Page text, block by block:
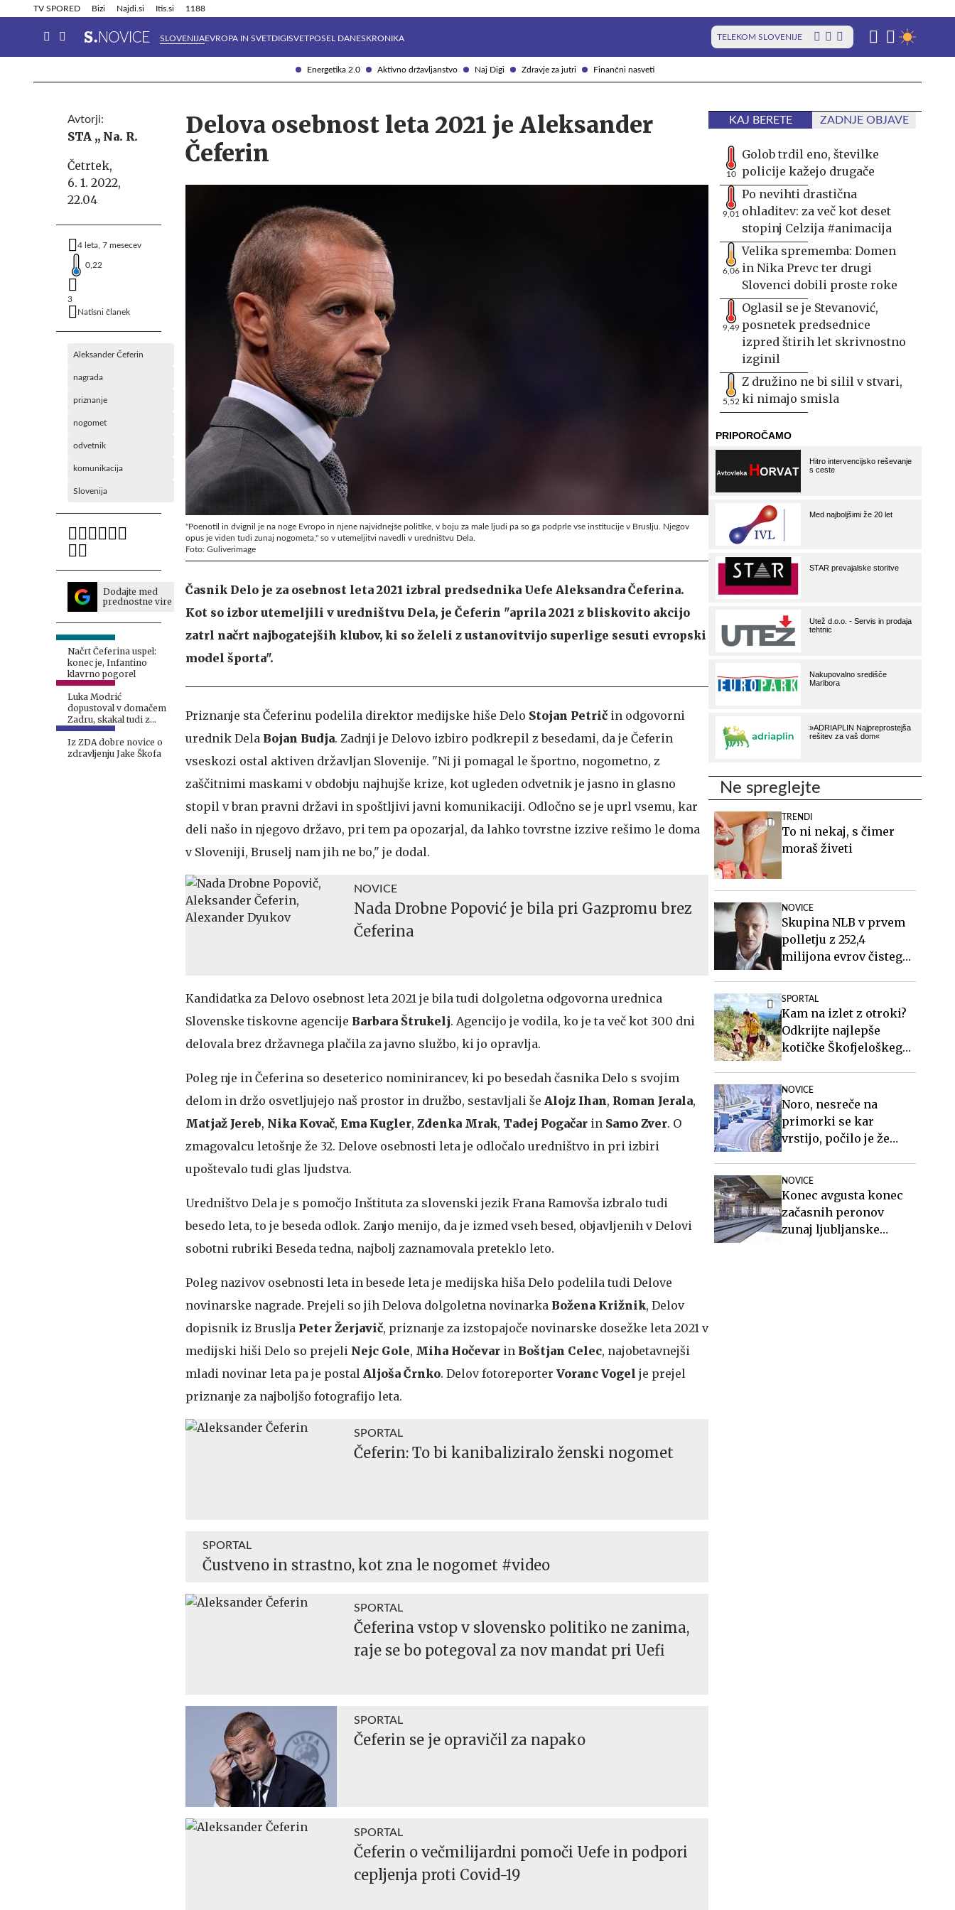
Energetika 2.0 Aktivno državljanstvo Naj Digi Zdravje za jutri Finančni nasveti
TV SPORED Bizi Najdi.si Itis.si 1188
SLOVENIJAEVROPA IN SVETDIGISVETPOSEL DANESKRONIKA TELEKOM SLOVENIJE
Info in obvestila Tehnik
Avtorji:
STA ,, Na. R.
Četrtek,
6. 1. 2022,
22.04
4 leta, 7 mesecev
0,22
3
Natisni članek
Aleksander Čeferin
nagrada
priznanje
nogomet
odvetnik
komunikacija
Slovenija
Dodajte med
prednostne vire
Načrt Čeferina uspel:
konec je, Infantino
klavrno pogorel
Luka Modrić
dopustoval v domačem
Zadru, skakal tudi z
najvišje skakalnice
Iz ZDA dobre novice o
zdravljenju Jake Škofa
Delova osebnost leta 2021 je Aleksander
Čeferin
"Poenotil in dvignil je na noge Evropo in njene najvidnejše politike, v boju za male ljudi pa so ga podprle vse institucije v Bruslju. Njegov
opus je viden tudi zunaj nogometa," so v utemeljitvi navedli v uredništvu Dela.
Foto: Guliverimage
Časnik Delo je za osebnost leta 2021 izbral predsednika Uefe Aleksandra Čeferina.
Kot so izbor utemeljili v uredništvu Dela, je Čeferin "aprila 2021 z bliskovito akcijo
zatrl načrt najbogatejših klubov, ki so želeli z ustanovitvijo superlige sesuti evropski
model športa".
Priznanje sta Čeferinu podelila direktor medijske hiše Delo Stojan Petrič in odgovorni
urednik Dela Bojan Budja. Zadnji je Delovo izbiro podkrepil z besedami, da je Čeferin
vseskozi ostal aktiven državljan Slovenije. "Ni ji pomagal le športno, nogometno, z
zaščitnimi maskami v obdobju najhujše krize, kot ugleden odvetnik je jasno in glasno
stopil v bran pravni državi in spoštljivi javni komunikaciji. Odločno se je uprl vsemu, kar
deli našo in njegovo državo, pri tem pa opozarjal, da lahko tovrstne izzive rešimo le doma
v Sloveniji, Bruselj nam jih ne bo," je dodal.
NOVICE
Nada Drobne Popović je bila pri Gazpromu brez
Čeferina
Kandidatka za Delovo osebnost leta 2021 je bila tudi dolgoletna odgovorna urednica
Slovenske tiskovne agencije Barbara Štrukelj. Agencijo je vodila, ko je ta več kot 300 dni
delovala brez državnega plačila za javno službo, ki jo opravlja.
Poleg nje in Čeferina so deseterico nominirancev, ki po besedah časnika Delo s svojim
delom in držo osvetljujejo naš prostor in družbo, sestavljali še Alojz Ihan, Roman Jerala,
Matjaž Jereb, Nika Kovač, Ema Kugler, Zdenka Mrak, Tadej Pogačar in Samo Zver. O
zmagovalcu letošnje že 32. Delove osebnosti leta je odločalo uredništvo in pri izbiri
upoštevalo tudi glas ljudstva.
Uredništvo Dela je s pomočjo Inštituta za slovenski jezik Frana Ramovša izbralo tudi
besedo leta, to je beseda odlok. Zanjo menijo, da je izmed vseh besed, objavljenih v Delovi
sobotni rubriki Beseda tedna, najbolj zaznamovala preteklo leto.
Poleg nazivov osebnosti leta in besede leta je medijska hiša Delo podelila tudi Delove
novinarske nagrade. Prejeli so jih Delova dolgoletna novinarka Božena Križnik, Delov
dopisnik iz Bruslja Peter Žerjavič, priznanje za izstopajoče novinarske dosežke leta 2021 v
medijski hiši Delo so prejeli Nejc Gole, Miha Hočevar in Boštjan Celec, najobetavnejši
mladi novinar leta pa je postal Aljoša Črnko. Delov fotoreporter Voranc Vogel je prejel
priznanje za najboljšo fotografijo leta.
SPORTAL
Čeferin: To bi kanibaliziralo ženski nogomet
SPORTAL
Čustveno in strastno, kot zna le nogomet #video
SPORTAL
Čeferina vstop v slovensko politiko ne zanima,
raje se bo potegoval za nov mandat pri Uefi
SPORTAL
Čeferin se je opravičil za napako
SPORTAL
Čeferin o večmilijardni pomoči Uefe in podpori
cepljenja proti Covid-19
KAJ BERETE ZADNJE OBJAVE
10
Golob trdil eno, številke
policije kažejo drugače
9,01
Po nevihti drastična
ohladitev: za več kot deset
stopinj Celzija #animacija
6,06
Velika sprememba: Domen
in Nika Prevc ter drugi
Slovenci dobili proste roke
9,49
Oglasil se je Stevanović,
posnetek predsednice
izpred štirih let skrivnostno
izginil
5,52
Z družino ne bi silil v stvari,
ki nimajo smisla
Ne spreglejte
TRENDI
To ni nekaj, s čimer
moraš živeti
NOVICE
Skupina NLB v prvem
polletju z 252,4
milijona evrov čistega
SPORTAL
Kam na izlet z otroki?
Odkrijte najlepše
kotičke Škofjeloškega
NOVICE
Noro, nesreče na
primorki se kar
vrstijo, počilo je že
NOVICE
Konec avgusta konec
začasnih peronov
zunaj ljubljanske